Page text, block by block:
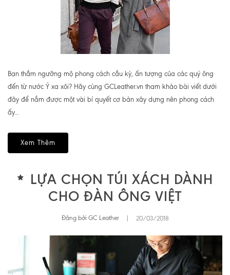
Bạn thầm ngưỡng mộ phong cách cầu kỳ, ấn tượng của các quý ông
đến từ nước Ý xa xôi? Hãy cùng GCLeather.vn tham khảo bài viết dưới
đây để nắm được một vài bí quyết cơ bản xây dựng nên phong cách
ấy...
Xem Thêm
LỰA CHỌN TÚI XÁCH DÀNH
CHO ĐÀN ÔNG VIỆT
Đăng bởi GC Leather 20/03/2018